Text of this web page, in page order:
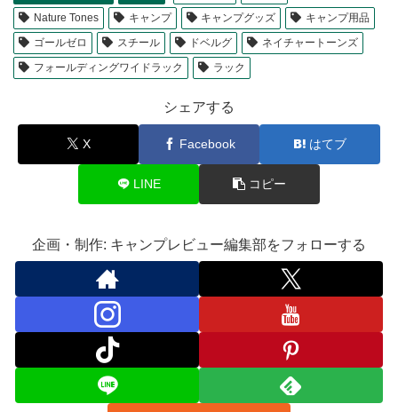
Nature Tones
キャンプ キャンプグッズ
キャンプ用品
ゴールゼロ
スチール ドベルグ
ネイチャートーンズ
フォールディングワイドラック
ラック
シェアする
X Facebook はてブ
LINE コピー
企画・制作: キャンプレビュー編集部をフォローする